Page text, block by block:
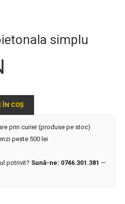
simplu
ÎN COȘ
prin curier (produse pe stoc)
peste 500 lei
potrivit? Sună-ne: 0746.301.381 —